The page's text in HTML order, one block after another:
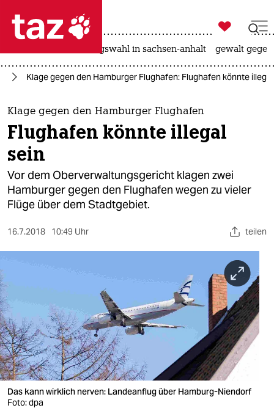
 taz zahl ich
taz zahl ich
themen
politik
öko
gesellschaft
sport
nord
wahrheit
verlag
verlag
veranstaltungen

taz zahl ich
landtagswahl in sachsen-anhalt gewalt
Klage gegen den Hamburger Flughafen: Flughafen könnte
Klage gegen den Hamburger Flughafen
Flughafen könnte illegal
sein
Vor dem Oberverwaltungsgericht klagen zwei
Hamburger gegen den Flughafen wegen zu vieler
Flüge über dem Stadtgebiet.
16.7.2018 10:49 Uhr teilen
Das kann wirklich nerven: Landeanflug über Hamburg-Niendorf
Foto: dpa